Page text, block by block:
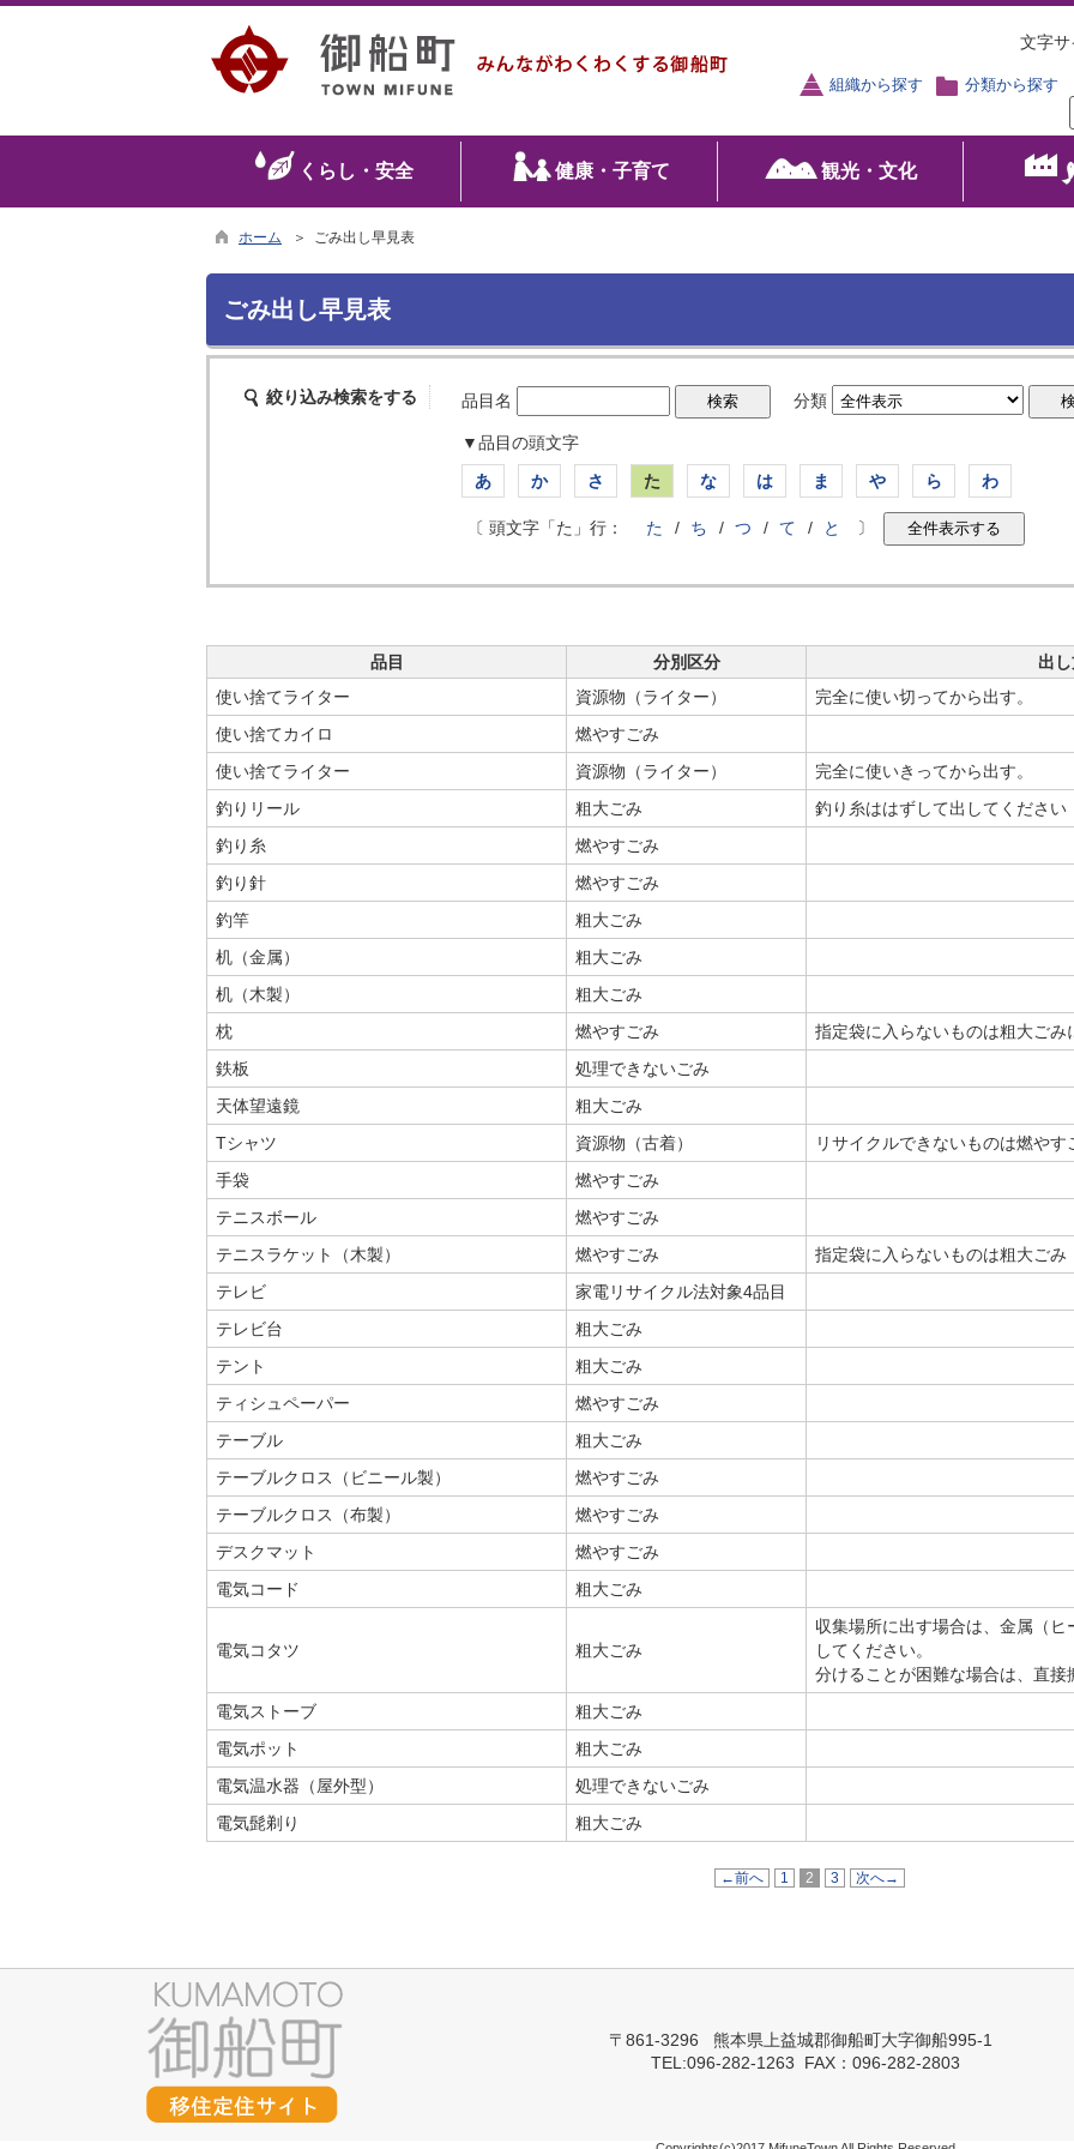
文字サ
組織から探す 分類から探す
くらし・安全 健康・子育て 観光・文化
ホーム ＞ ごみ出し早見表
ごみ出し早見表
絞り込み検索をする 品目名 分類
▼品目の頭文字
あ
か さ た な は ま や ら わ
〔 頭文字「た」行： た / ち / つ / て / と 〕
品目 分別区分
出
使い捨てライター
資源物（ライター）
完全に使い切ってから出す。
使い捨てカイロ
燃やすごみ
使い捨てライター
資源物（ライター）
完全に使いきってから出す。
釣りリール
粗大ごみ
釣り糸ははずして出してください
釣り糸
燃やすごみ
釣り針
燃やすごみ
釣竿
粗大ごみ
机（金属）
粗大ごみ
机（木製）
粗大ごみ
枕
燃やすごみ
指定袋に入らないものは粗大ごみ
鉄板
処理できないごみ
天体望遠鏡
粗大ごみ
Tシャツ
資源物（古着）
リサイクルできないものは燃や
手袋
燃やすごみ
テニスボール
燃やすごみ
テニスラケット（木製）
燃やすごみ
指定袋に入らないものは粗大ごみ
テレビ
家電リサイクル法対象4品目
テレビ台
粗大ごみ
テント
粗大ごみ
ティシュペーパー
燃やすごみ
テーブル
粗大ごみ
テーブルクロス（ビニール製）
燃やすごみ
テーブルクロス（布製）
燃やすごみ
デスクマット
燃やすごみ
電気コード
粗大ごみ
電気コタツ 粗大ごみ
収集場所に出す場合は、金属（
してください。
分けることが困難な場合は、直接
電気ストーブ
粗大ごみ
電気ポット
粗大ごみ
電気温水器（屋外型）
処理できないごみ
電気髭剃り
粗大ごみ
←前へ 1 2 3 次へ→
〒861-3296 熊本県上益城郡御船町大字御船995-1
TEL:096-282-1263 FAX：096-282-2803